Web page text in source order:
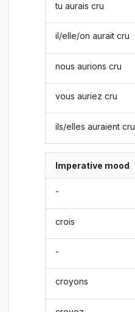
tu aurais cru
il/elle/on aurait cru
nous aurions cru
vous auriez cru
ils/elles auraient cru
Imperative mood
-
crois
-
croyons